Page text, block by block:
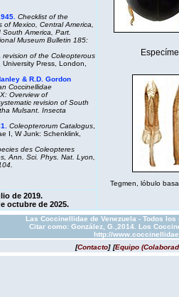
Checklist of the
Mexico, Central America,
America, Part.
Museum Bulletin 185:
revision of the Coleopterous
, University Press, London,
& R.D. Gordon
Coccinellidae
Overview of
revision of South
Mulsant. Insecta
Coleopterorum Catalogus
I, W Junk: Schenklink,
des Coleopteres
Ann. Sci. Phys. Nat. Lyon,
Tegmen, lóbulo
de 2019.
octubre de 2025.
Las Coccinellidae de Venezuela - Todos
Citar como: González, G.,2014. Los
http://
[Contacto] [Equipo